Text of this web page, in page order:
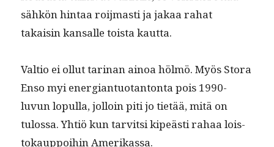
sähkön hin­taa roi­j­masti ja jakaa rahat
takaisin kansalle toista kautta.
Val­tio ei ollut tari­nan ain­oa hölmö. Myös Sto­ra
Enso myi ener­giantuotan­ton­ta pois 1990-
luvun lop­ul­la, jol­loin piti jo tietää, mitä on
tulos­sa. Yhtiö kun tarvit­si kipeästi rahaa lois­
tokaup­poi­hin Amerikassa.